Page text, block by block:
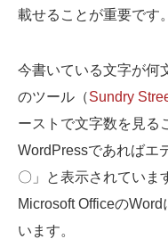
載せることが重要です。
今書いている文字が何
のツール（Sundry
ーストで文字数を見る
WordPressであればエ
〇」と表示されていま
Microsoft Officeの
います。